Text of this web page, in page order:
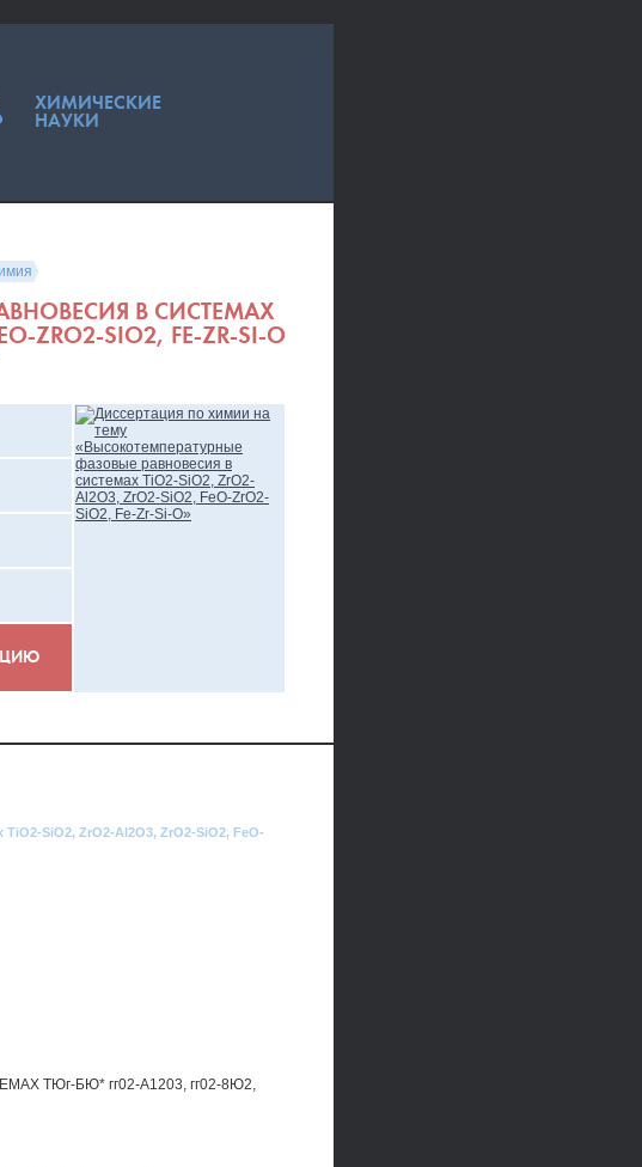
В СИСТЕМАХ
ZRO2-SIO2, FE-ZR-SI-O
SiO2, ZrO2-Al2O3, ZrO2-SiO2, FeO-
ТЮг-БЮ* гг02-А1203, гг02-8Ю2,
ХИМИЧЕСКИЕ
НАУКИ